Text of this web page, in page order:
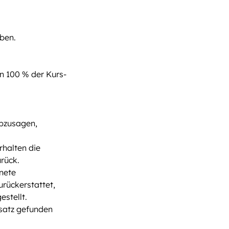
100 % der Kurs-
die
gefunden